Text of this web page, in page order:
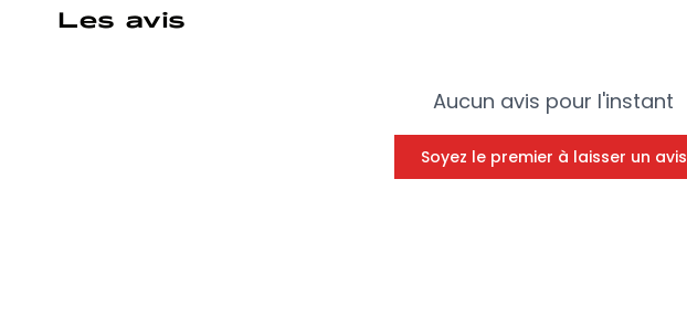
Les avis
Aucun avis pour l'instant
Soyez le premier à laisser un avis